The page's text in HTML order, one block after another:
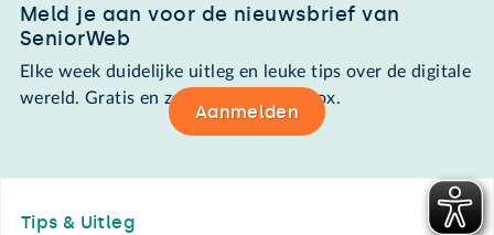
Meld je aan voor de nieuwsbrief van
SeniorWeb
Elke week duidelijke uitleg en leuke tips over de digitale
wereld. Gratis en zomaar in de mailbox.
Aanmelden
Tips & Uitleg